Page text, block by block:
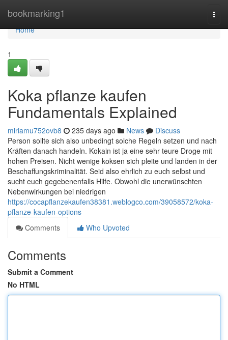
bookmarking1
Home
Home
1
Koka pflanze kaufen
Fundamentals Explained
miriamu752ovb8 235 days ago News
Discuss
Person sollte sich also unbedingt solche Regeln setzen und nach
Kräften danach handeln. Kokain ist ja eine sehr teure Droge mit
hohen Preisen. Nicht wenige koksen sich pleite und landen in der
Beschaffungskriminalität. Seid also ehrlich zu euch selbst und
sucht euch gegebenenfalls Hilfe. Obwohl die unerwünschten
Nebenwirkungen bei niedrigen
https://cocapflanzekaufen38381.weblogco.com/39058572/koka-
pflanze-kaufen-options
Comments
Who Upvoted
Comments
Submit a Comment
No HTML